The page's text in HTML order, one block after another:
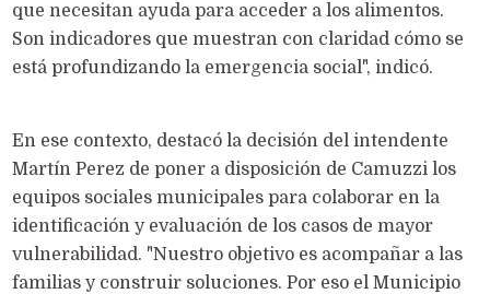
que necesitan ayuda para acceder a los alimentos.
Son indicadores que muestran con claridad cómo se
está profundizando la emergencia social", indicó.
En ese contexto, destacó la decisión del intendente
Martín Perez de poner a disposición de Camuzzi los
equipos sociales municipales para colaborar en la
identificación y evaluación de los casos de mayor
vulnerabilidad. "Nuestro objetivo es acompañar a las
familias y construir soluciones. Por eso el Municipio